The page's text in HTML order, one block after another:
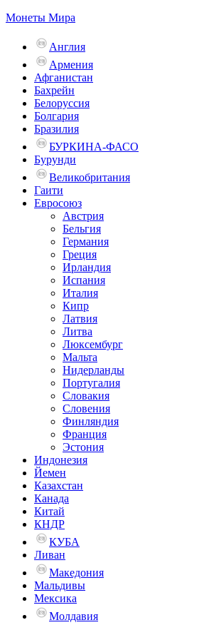
Монеты Мира
Англия
Армения
Афганистан
Бахрейн
Белоруссия
Болгария
Бразилия
БУРКИНА-ФАСО
Бурунди
Великобритания
Гаити
Евросоюз
Австрия
Бельгия
Германия
Греция
Ирландия
Испания
Италия
Кипр
Латвия
Литва
Люксембург
Мальта
Нидерланды
Португалия
Словакия
Словения
Финляндия
Франция
Эстония
Индонезия
Йемен
Казахстан
Канада
Китай
КНДР
КУБА
Ливан
Македония
Мальдивы
Мексика
Молдавия